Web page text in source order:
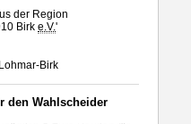
der Region
Birk e.V.'
Birk
den Wahlscheider